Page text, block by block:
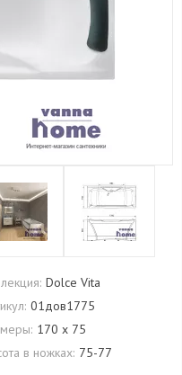
Dolce Vita
01дов1775
170 х 75
в ножках: 75-77